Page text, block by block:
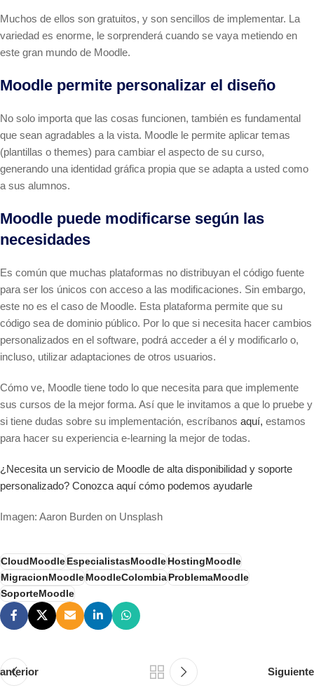
Muchos de ellos son gratuitos, y son sencillos de implementar. La
variedad es enorme, le sorprenderá cuando se vaya metiendo en
este gran mundo de Moodle.
Moodle permite personalizar el diseño
No solo importa que las cosas funcionen, también es fundamental
que sean agradables a la vista. Moodle le permite aplicar temas
(plantillas o themes) para cambiar el aspecto de su curso,
generando una identidad gráfica propia que se adapta a usted como
a sus alumnos.
Moodle puede modificarse según las
necesidades
Es común que muchas plataformas no distribuyan el código fuente
para ser los únicos con acceso a las modificaciones. Sin embargo,
este no es el caso de Moodle. Esta plataforma permite que su
código sea de dominio público. Por lo que si necesita hacer cambios
personalizados en el software, podrá acceder a él y modificarlo o,
incluso, utilizar adaptaciones de otros usuarios.
Cómo ve, Moodle tiene todo lo que necesita para que implemente
sus cursos de la mejor forma. Así que le invitamos a que lo pruebe y
si tiene dudas sobre su implementación, escríbanos aquí, estamos
para hacer su experiencia e-learning la mejor de todas.
¿Necesita un servicio de Moodle de alta disponibilidad y soporte
personalizado? Conozca aquí cómo podemos ayudarle
Imagen: Aaron Burden on Unsplash
CloudMoodleEspecialistasMoodleHostingMoodle
MigracionMoodleMoodleColombiaProblemaMoodle
SoporteMoodle
anterior Siguiente